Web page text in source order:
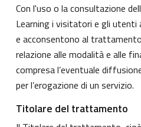
Con l'uso o la consultazione
Learning i visitatori e gli utenti
e acconsentono al
relazione alle modalità e alle
compresa l’eventuale
per l’erogazione di un servizio.
Titolare del trattamento